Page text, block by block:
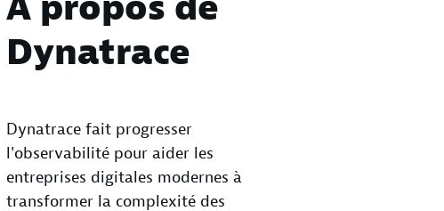
Dynatrace
Dynatrace fait progresser
l'observabilité pour aider les
entreprises digitales modernes à
transformer la complexité des